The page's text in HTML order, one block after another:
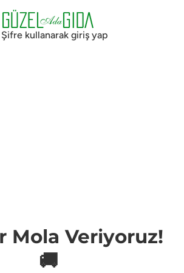
Şifre kullanarak giriş yap
Mola Veriyoruz!
🚚